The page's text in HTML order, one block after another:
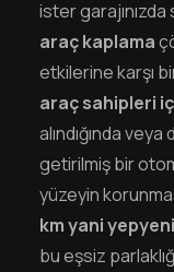
ister garajınızda
araç kaplama
etkilerine karşı
araç sahipleri
alındığında
getirilmiş bir
yüzeyin
km yani
bu eşsiz